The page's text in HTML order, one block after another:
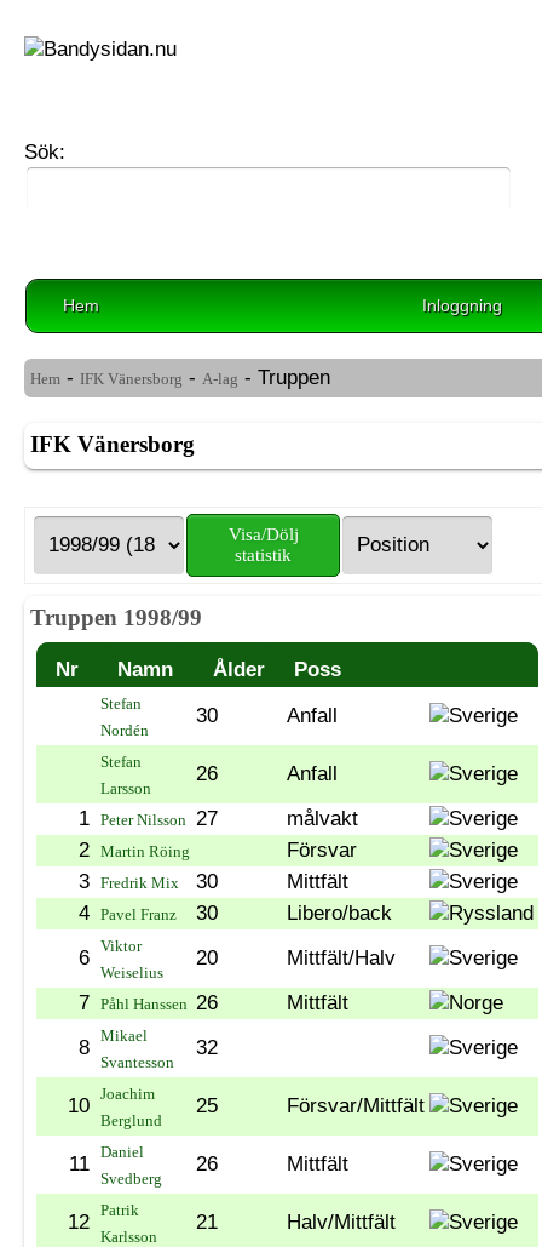
Sök:
Hem Inloggning
Hem - IFK Vänersborg - A-lag - Truppen
IFK Vänersborg
Visa/Dölj
statistik
Truppen 1998/99
Nr Namn Ålder Poss
Stefan
Nordén
30 Anfall
Stefan
Larsson
26
Anfall
1 Peter Nilsson 27
målvakt
2 Martin Röing
Försvar
3 Fredrik Mix 30
Mittfält
4 Pavel Franz 30
Libero/back
6
Viktor
Weiselius
20
Mittfält/Halv
7 Påhl Hanssen 26
Mittfält
8
Mikael
Svantesson
32
10
Joachim
Berglund
25 Försvar/Mittfält
11
Daniel
Svedberg
26 Mittfält
12
Patrik
Karlsson
21 Halv/Mittfält